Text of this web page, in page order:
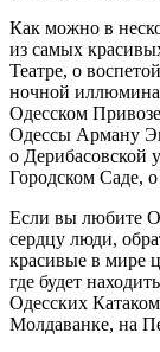
Как можно в
из самых
Театре, о
ночной
Одесском
Одессы Арману
о Дерибасовской
Городском Саде,
Если вы любите
сердцу люди,
красивые в мире
где будет
Одесских
Молдаванке, на